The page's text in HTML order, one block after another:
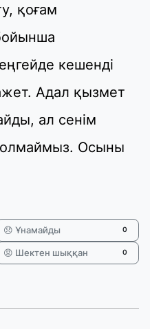
қоғам
кешенді
Адал қызмет
ал сенім
Осыны
😞 Ұнамайды 0
😡 Шектен шыққан 0